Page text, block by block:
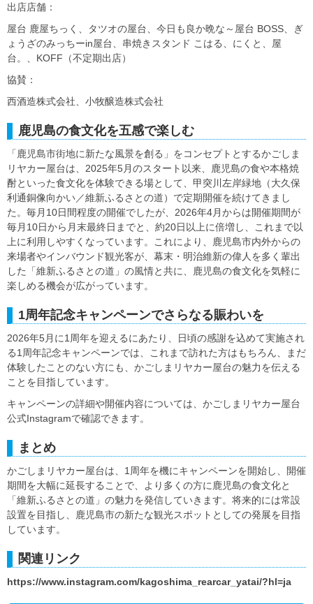
出店店舗：
屋台 鹿屋ちっく、タツオの屋台、今日も良か晩な～屋台 BOSS、ぎ
ょうざのみっちーin屋台、串焼きスタンド こはる、にくと、屋
台。、KOFF（不定期出店）
協賛：
西酒造株式会社、小牧醸造株式会社
鹿児島の食文化を五感で楽しむ
「鹿児島市街地に新たな風景を創る」をコンセプトとするかごしま
リヤカー屋台は、2025年5月のスタート以来、鹿児島の食や本格焼
酎といった食文化を体験できる場として、甲突川左岸緑地（大久保
利通銅像向かい／維新ふるさとの道）で定期開催を続けてきまし
た。毎月10日間程度の開催でしたが、2026年4月からは開催期間が
毎月10日から月末最終日までと、約20日以上に倍増し、これまで以
上に利用しやすくなっています。これにより、鹿児島市内外からの
来場者やインバウンド観光客が、幕末・明治維新の偉人を多く輩出
した「維新ふるさとの道」の風情と共に、鹿児島の食文化を気軽に
楽しめる機会が広がっています。
1周年記念キャンペーンでさらなる賑わいを
2026年5月に1周年を迎えるにあたり、日頃の感謝を込めて実施され
る1周年記念キャンペーンでは、これまで訪れた方はもちろん、まだ
体験したことのない方にも、かごしまリヤカー屋台の魅力を伝える
ことを目指しています。
キャンペーンの詳細や開催内容については、かごしまリヤカー屋台
公式Instagramで確認できます。
まとめ
かごしまリヤカー屋台は、1周年を機にキャンペーンを開始し、開催
期間を大幅に延長することで、より多くの方に鹿児島の食文化と
「維新ふるさとの道」の魅力を発信していきます。将来的には常設
設置を目指し、鹿児島市の新たな観光スポットとしての発展を目指
しています。
関連リンク
https://www.instagram.com/kagoshima_rearcar_yatai/?hl=ja